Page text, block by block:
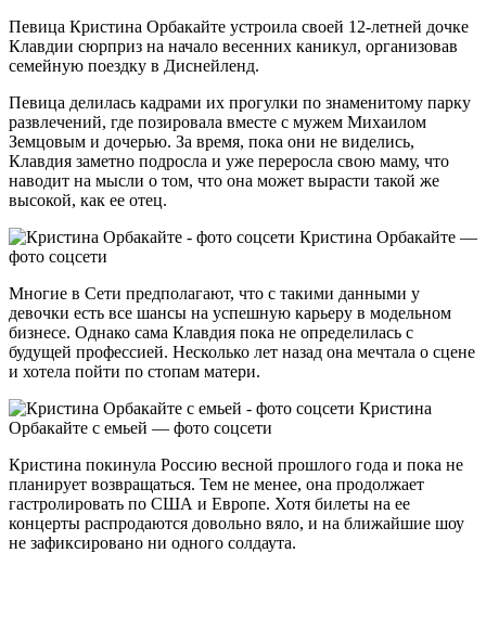
Певица Кристина Орбакайте устроила своей 12-летней дочке
Клавдии сюрприз на начало весенних каникул, организовав
семейную поездку в Диснейленд.
Певица делилась кадрами их прогулки по знаменитому парку
развлечений, где позировала вместе с мужем Михаилом
Земцовым и дочерью. За время, пока они не виделись,
Клавдия заметно подросла и уже переросла свою маму, что
наводит на мысли о том, что она может вырасти такой же
высокой, как ее отец.
Кристина Орбакайте —
фото соцсети
Многие в Сети предполагают, что с такими данными у
девочки есть все шансы на успешную карьеру в модельном
бизнесе. Однако сама Клавдия пока не определилась с
будущей профессией. Несколько лет назад она мечтала о сцене
и хотела пойти по стопам матери.
Кристина
Орбакайте с емьей — фото соцсети
Кристина покинула Россию весной прошлого года и пока не
планирует возвращаться. Тем не менее, она продолжает
гастролировать по США и Европе. Хотя билеты на ее
концерты распродаются довольно вяло, и на ближайшие шоу
не зафиксировано ни одного солдаута.